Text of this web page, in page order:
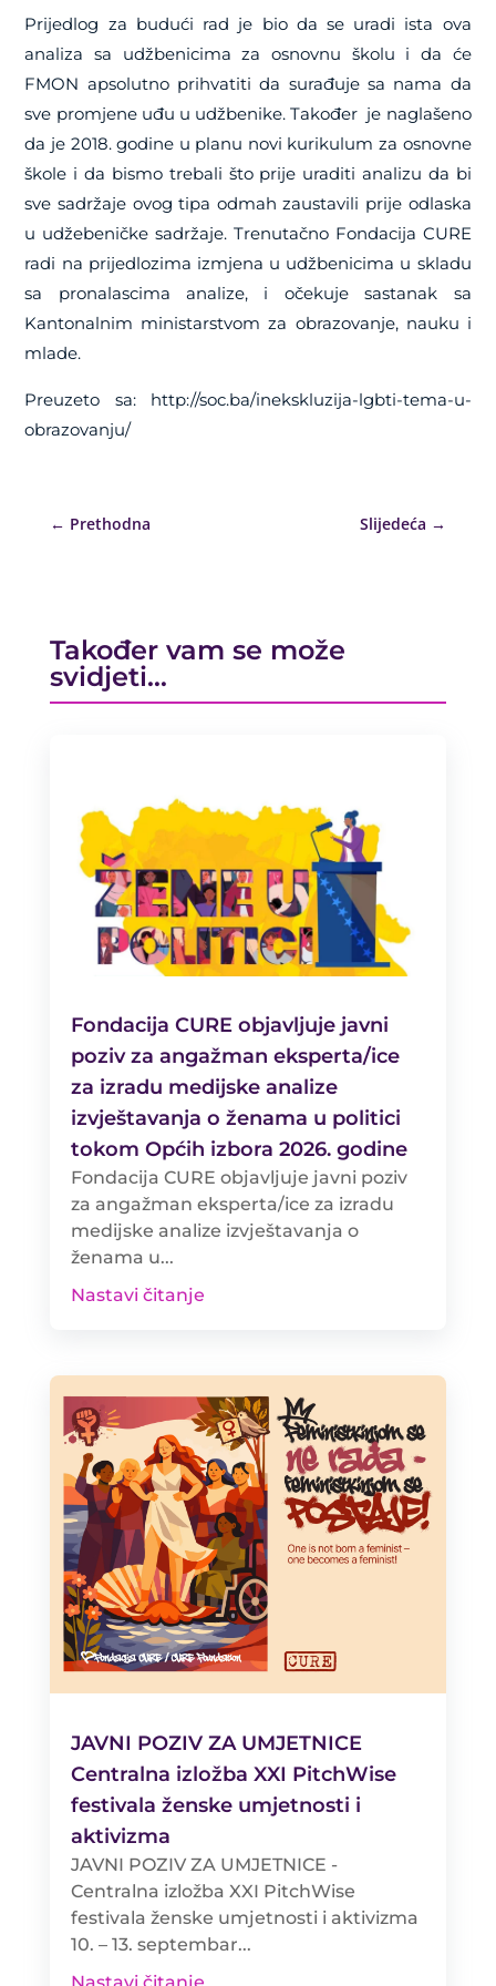
Prijedlog za budući rad je bio da se uradi ista ova
analiza sa udžbenicima za osnovnu školu i da će
FMON apsolutno prihvatiti da surađuje sa nama da
sve promjene uđu u udžbenike. Također je naglašeno
da je 2018. godine u planu novi kurikulum za osnovne
škole i da bismo trebali što prije uraditi analizu da bi
sve sadržaje ovog tipa odmah zaustavili prije odlaska
u udžebeničke sadržaje. Trenutačno Fondacija CURE
radi na prijedlozima izmjena u udžbenicima u skladu
sa pronalascima analize, i očekuje sastanak sa
Kantonalnim ministarstvom za obrazovanje, nauku i
mlade.
Preuzeto sa: http://soc.ba/inekskluzija-lgbti-tema-u-
obrazovanju/
← Prethodna Slijedeća →
Također vam se može
svidjeti…
Fondacija CURE objavljuje javni
poziv za angažman eksperta/ice
za izradu medijske analize
izvještavanja o ženama u politici
tokom Općih izbora 2026. godine
Fondacija CURE objavljuje javni poziv
za angažman eksperta/ice za izradu
medijske analize izvještavanja o
ženama u...
Nastavi čitanje
JAVNI POZIV ZA UMJETNICE
Centralna izložba XXI PitchWise
festivala ženske umjetnosti i
aktivizma
JAVNI POZIV ZA UMJETNICE -
Centralna izložba XXI PitchWise
festivala ženske umjetnosti i aktivizma
10. – 13. septembar...
Nastavi čitanje